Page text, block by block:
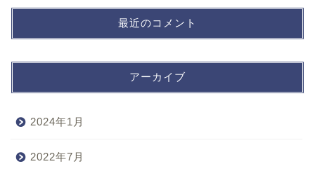
最近のコメント
アーカイブ
2024年1月
2022年7月